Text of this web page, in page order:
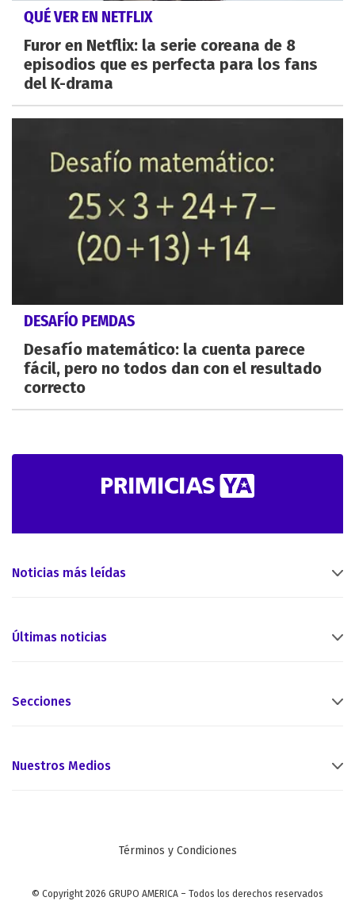
QUÉ VER EN NETFLIX
Furor en Netflix: la serie coreana de 8
episodios que es perfecta para los fans
del K-drama
DESAFÍO PEMDAS
Desafío matemático: la cuenta parece
fácil, pero no todos dan con el resultado
correcto
Noticias más leídas
Últimas noticias
Secciones
Nuestros Medios
Términos y Condiciones
© Copyright 2026 GRUPO AMERICA – Todos los derechos reservados